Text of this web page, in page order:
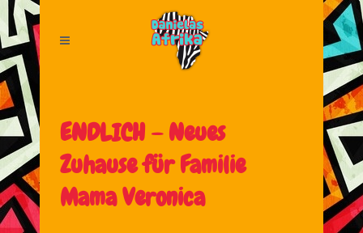
ENDLICH – Neues
Zuhause für Familie
Mama Veronica